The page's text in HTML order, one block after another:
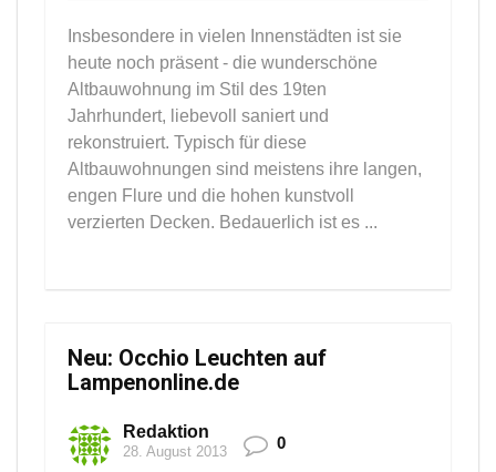
Insbesondere in vielen Innenstädten ist sie
heute noch präsent - die wunderschöne
Altbauwohnung im Stil des 19ten
Jahrhundert, liebevoll saniert und
rekonstruiert. Typisch für diese
Altbauwohnungen sind meistens ihre langen,
engen Flure und die hohen kunstvoll
verzierten Decken. Bedauerlich ist es ...
Neu: Occhio Leuchten auf
Lampenonline.de
Redaktion
28. August 2013 0